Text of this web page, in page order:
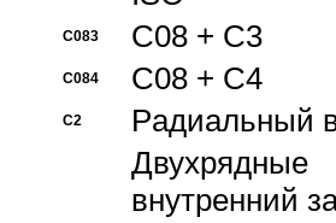
C083 C08 + C3
C084 C08 + C4
C2
Pадиальный
внутренний